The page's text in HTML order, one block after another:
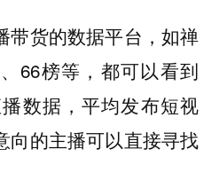
带货的数据平台，如禅
66榜等，都可以看到
数据，平均发布短视
向的主播可以直接寻找